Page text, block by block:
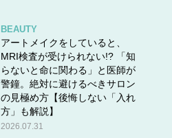
BEAUTY
アートメイクをしていると、
MRI検査が受けられない!? 「知
らないと命に関わる」と医師が
警鐘。絶対に避けるべきサロン
の見極め方【後悔しない「入れ
方」も解説】
2026.07.31